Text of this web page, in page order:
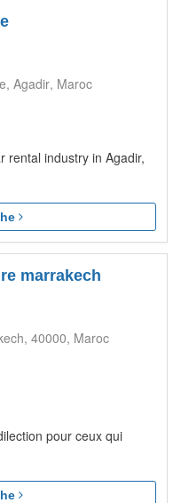
Agadir Maroc
rental industry in Agadir,
marrakech
40000 Maroc
pour ceux qui